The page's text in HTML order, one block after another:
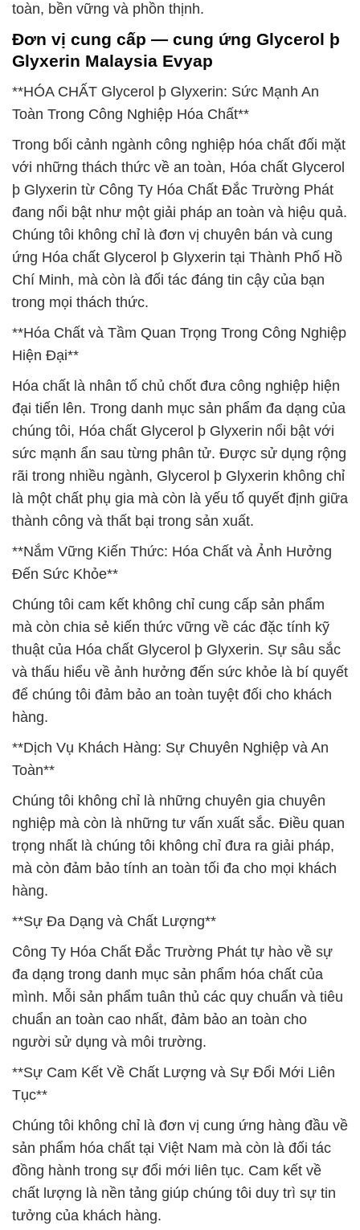
toàn, bền vững và phồn thịnh.
Đơn vị cung cấp — cung ứng Glycerol þ
Glyxerin Malaysia Evyap
**HÓA CHẤT Glycerol þ Glyxerin: Sức Mạnh An
Toàn Trong Công Nghiệp Hóa Chất**
Trong bối cảnh ngành công nghiệp hóa chất đối mặt
với những thách thức về an toàn, Hóa chất Glycerol
þ Glyxerin từ Công Ty Hóa Chất Đắc Trường Phát
đang nổi bật như một giải pháp an toàn và hiệu quả.
Chúng tôi không chỉ là đơn vị chuyên bán và cung
ứng Hóa chất Glycerol þ Glyxerin tại Thành Phố Hồ
Chí Minh, mà còn là đối tác đáng tin cậy của bạn
trong mọi thách thức.
**Hóa Chất và Tầm Quan Trọng Trong Công Nghiệp
Hiện Đại**
Hóa chất là nhân tố chủ chốt đưa công nghiệp hiện
đại tiến lên. Trong danh mục sản phẩm đa dạng của
chúng tôi, Hóa chất Glycerol þ Glyxerin nổi bật với
sức mạnh ẩn sau từng phân tử. Được sử dụng rộng
rãi trong nhiều ngành, Glycerol þ Glyxerin không chỉ
là một chất phụ gia mà còn là yếu tố quyết định giữa
thành công và thất bại trong sản xuất.
**Nắm Vững Kiến Thức: Hóa Chất và Ảnh Hưởng
Đến Sức Khỏe**
Chúng tôi cam kết không chỉ cung cấp sản phẩm
mà còn chia sẻ kiến thức vững về các đặc tính kỹ
thuật của Hóa chất Glycerol þ Glyxerin. Sự sâu sắc
và thấu hiểu về ảnh hưởng đến sức khỏe là bí quyết
để chúng tôi đảm bảo an toàn tuyệt đối cho khách
hàng.
**Dịch Vụ Khách Hàng: Sự Chuyên Nghiệp và An
Toàn**
Chúng tôi không chỉ là những chuyên gia chuyên
nghiệp mà còn là những tư vấn xuất sắc. Điều quan
trọng nhất là chúng tôi không chỉ đưa ra giải pháp,
mà còn đảm bảo tính an toàn tối đa cho mọi khách
hàng.
**Sự Đa Dạng và Chất Lượng**
Công Ty Hóa Chất Đắc Trường Phát tự hào về sự
đa dạng trong danh mục sản phẩm hóa chất của
mình. Mỗi sản phẩm tuân thủ các quy chuẩn và tiêu
chuẩn an toàn cao nhất, đảm bảo an toàn cho
người sử dụng và môi trường.
**Sự Cam Kết Về Chất Lượng và Sự Đổi Mới Liên
Tục**
Chúng tôi không chỉ là đơn vị cung ứng hàng đầu về
sản phẩm hóa chất tại Việt Nam mà còn là đối tác
đồng hành trong sự đổi mới liên tục. Cam kết về
chất lượng là nền tảng giúp chúng tôi duy trì sự tin
tưởng của khách hàng.